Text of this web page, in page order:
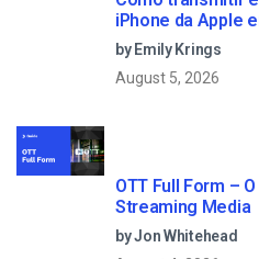
iPhone da Apple
by Emily Krings
August 5, 2026
OTT Full Form –
Streaming Media
by Jon Whitehead